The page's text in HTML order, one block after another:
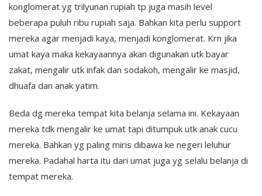
konglomerat yg trilyunan rupiah tp juga masih level
beberapa puluh ribu rupiah saja. Bahkan kita perlu support
mereka agar menjadi kaya, menjadi konglomerat. Krn jika
umat kaya maka kekayaannya akan digunakan utk bayar
zakat, mengalir utk infak dan sodakoh, mengalir ke masjid,
dhuafa dan anak yatim.
Beda dg mereka tempat kita belanja selama ini. Kekayaan
mereka tdk mengalir ke umat tapi ditumpuk utk anak cucu
mereka. Bahkan yg paling miris dibawa ke negeri leluhur
mereka. Padahal harta itu dari umat juga yg selalu belanja di
tempat mereka.